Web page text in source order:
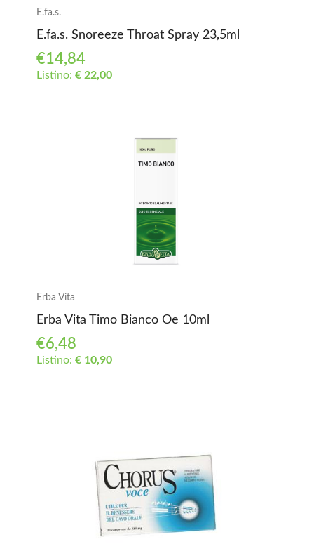
E.fa.s.
E.fa.s. Snoreeze Throat Spray 23,5ml
€14,84
Listino: € 22,00
Erba Vita
Erba Vita Timo Bianco Oe 10ml
€6,48
Listino: € 10,90